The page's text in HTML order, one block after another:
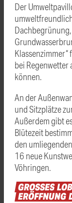
Der
bei
können.
An der
und Sitzplätze
Außerdem gibt
Blütezeit
den
16 neue
Vöhringen.
GROSSES LOB
ERÖFFNUNG